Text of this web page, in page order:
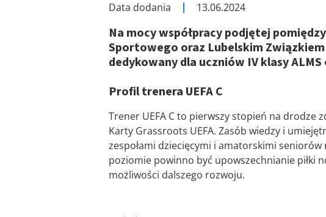
Data dodania 13.06.2024
Na mocy współpracy podjętej
Sportowego oraz Lubelskim Związkiem
dedykowany dla uczniów IV klasy
Profil trenera UEFA C
Trener UEFA C to pierwszy stopień na drodze
Karty Grassroots UEFA. Zasób wiedzy i
zespołami dziecięcymi i amatorskimi
poziomie powinno być upowszechnianie piłki
możliwości dalszego rozwoju.